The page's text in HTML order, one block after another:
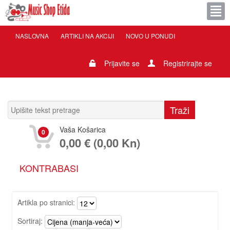
NASLOVNA ARTIKLI NA AKCIJI NOVO U PONUDI
Prijavite se Registrirajte se
0 Vaša Košarica
0,00 € (0,00 Kn)
KONTRABASI
Artikla po stranici:
Sortiraj: